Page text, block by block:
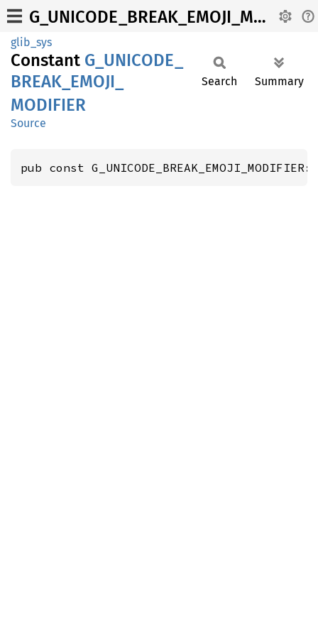
G_UNICODE_BREAK_EMOJI_MODIFIER
glib_sys
Constant G_ UNICODE_
BREAK_ EMOJI_
MODIFIER
Source
Search Summary
pub const G_UNICODE_BREAK_EMOJI_MODIFIER: